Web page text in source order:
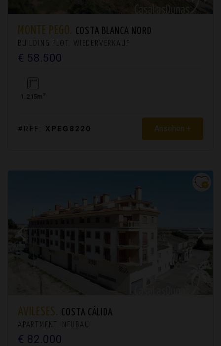
MONTE PEGO. COSTA BLANCA NORD
BUILDING PLOT. WIEDERVERKAUF
€ 58.500
1.215m 2
#REF: XPEG8220 Ansehen +
AVILESES. COSTA CÁLIDA
APARTMENT. NEUBAU
€ 82.000